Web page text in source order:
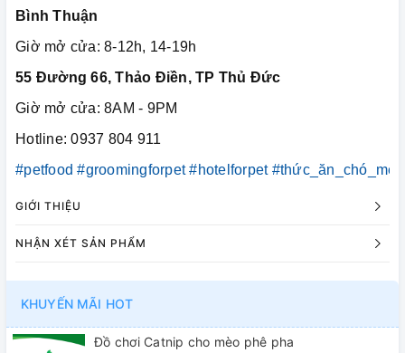
Bình Thuận
Giờ mở cửa: 8-12h, 14-19h
55 Đường 66, Thảo Điền, TP Thủ Đức
Giờ mở cửa: 8AM - 9PM
Hotline: 0937 804 911
#petfood #groomingforpet #hotelforpet #thức_ăn_chó_mèo
GIỚI THIỆU
NHẬN XÉT SẢN PHẨM
KHUYẾN MÃI HOT
Đồ chơi Catnip cho mèo phê pha